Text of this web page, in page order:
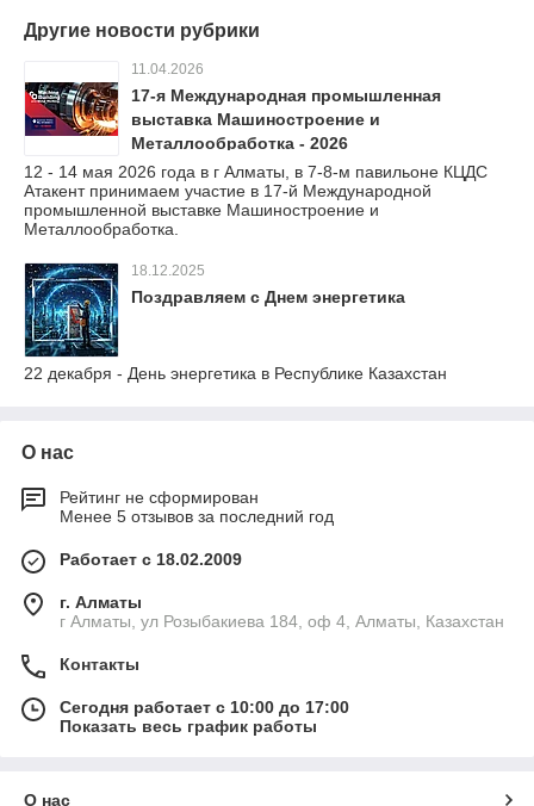
Другие новости рубрики
11.04.2026
17-я Международная промышленная
выставка Машиностроение и
Металлообработка - 2026
12 - 14 мая 2026 года в г Алматы, в 7-8-м павильоне КЦДС
Атакент принимаем участие в 17-й Международной
промышленной выставке Машиностроение и
Металлообработка.
18.12.2025
Поздравляем с Днем энергетика
22 декабря - День энергетика в Республике Казахстан
О нас
Рейтинг не сформирован
Менее 5 отзывов за последний год
Работает с 18.02.2009
г. Алматы
г Алматы, ул Розыбакиева 184, оф 4, Алматы, Казахстан
Контакты
Сегодня работает с 10:00 до 17:00
Показать весь график работы
О нас